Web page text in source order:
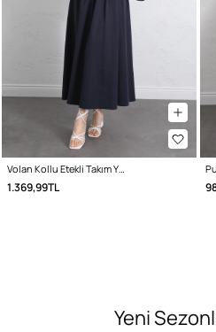
1.369,99TL
Yeni